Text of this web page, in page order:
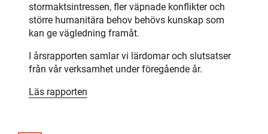
stormaktsintressen, fler väpnade konflikter och
större humanitära behov behövs kunskap som
kan ge vägledning framåt.
I årsrapporten samlar vi lärdomar och slutsatser
från vår verksamhet under föregående år.
Läs rapporten